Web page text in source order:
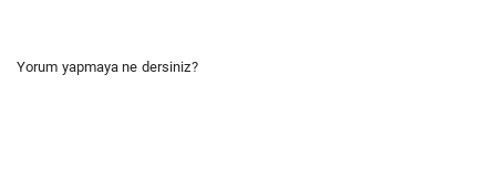
Yorum yapmaya ne dersiniz?